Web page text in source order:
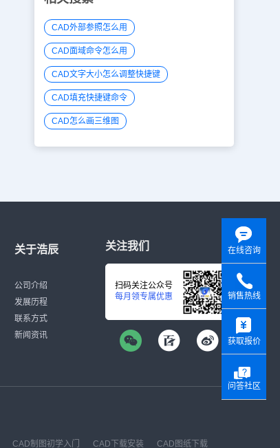
CAD外部参照怎么用
CAD面域命令怎么用
CAD文字大小怎么调整快捷键
CAD填充快捷键命令
CAD怎么画三维图
关于浩辰
公司介绍
发展历程
联系方式
新闻资讯
关注我们
扫码关注公众号
每月领专属优惠
CAD制图初学入门 CAD下载安装 CAD图纸下载
在线咨询
销售热线
获取报价
问答社区